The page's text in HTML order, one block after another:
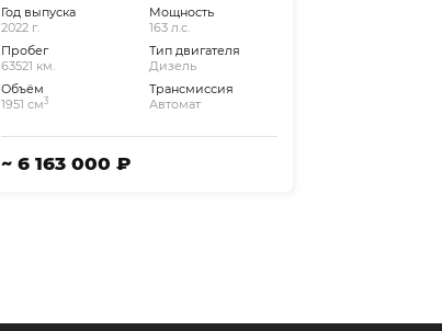
Год выпуска
2022 г.
Пробег
63521 км.
Объём
1951 см3
Мощность
163 л.с.
Тип двигателя
Дизель
Трансмиссия
Автомат
~ 6 163 000 ₽